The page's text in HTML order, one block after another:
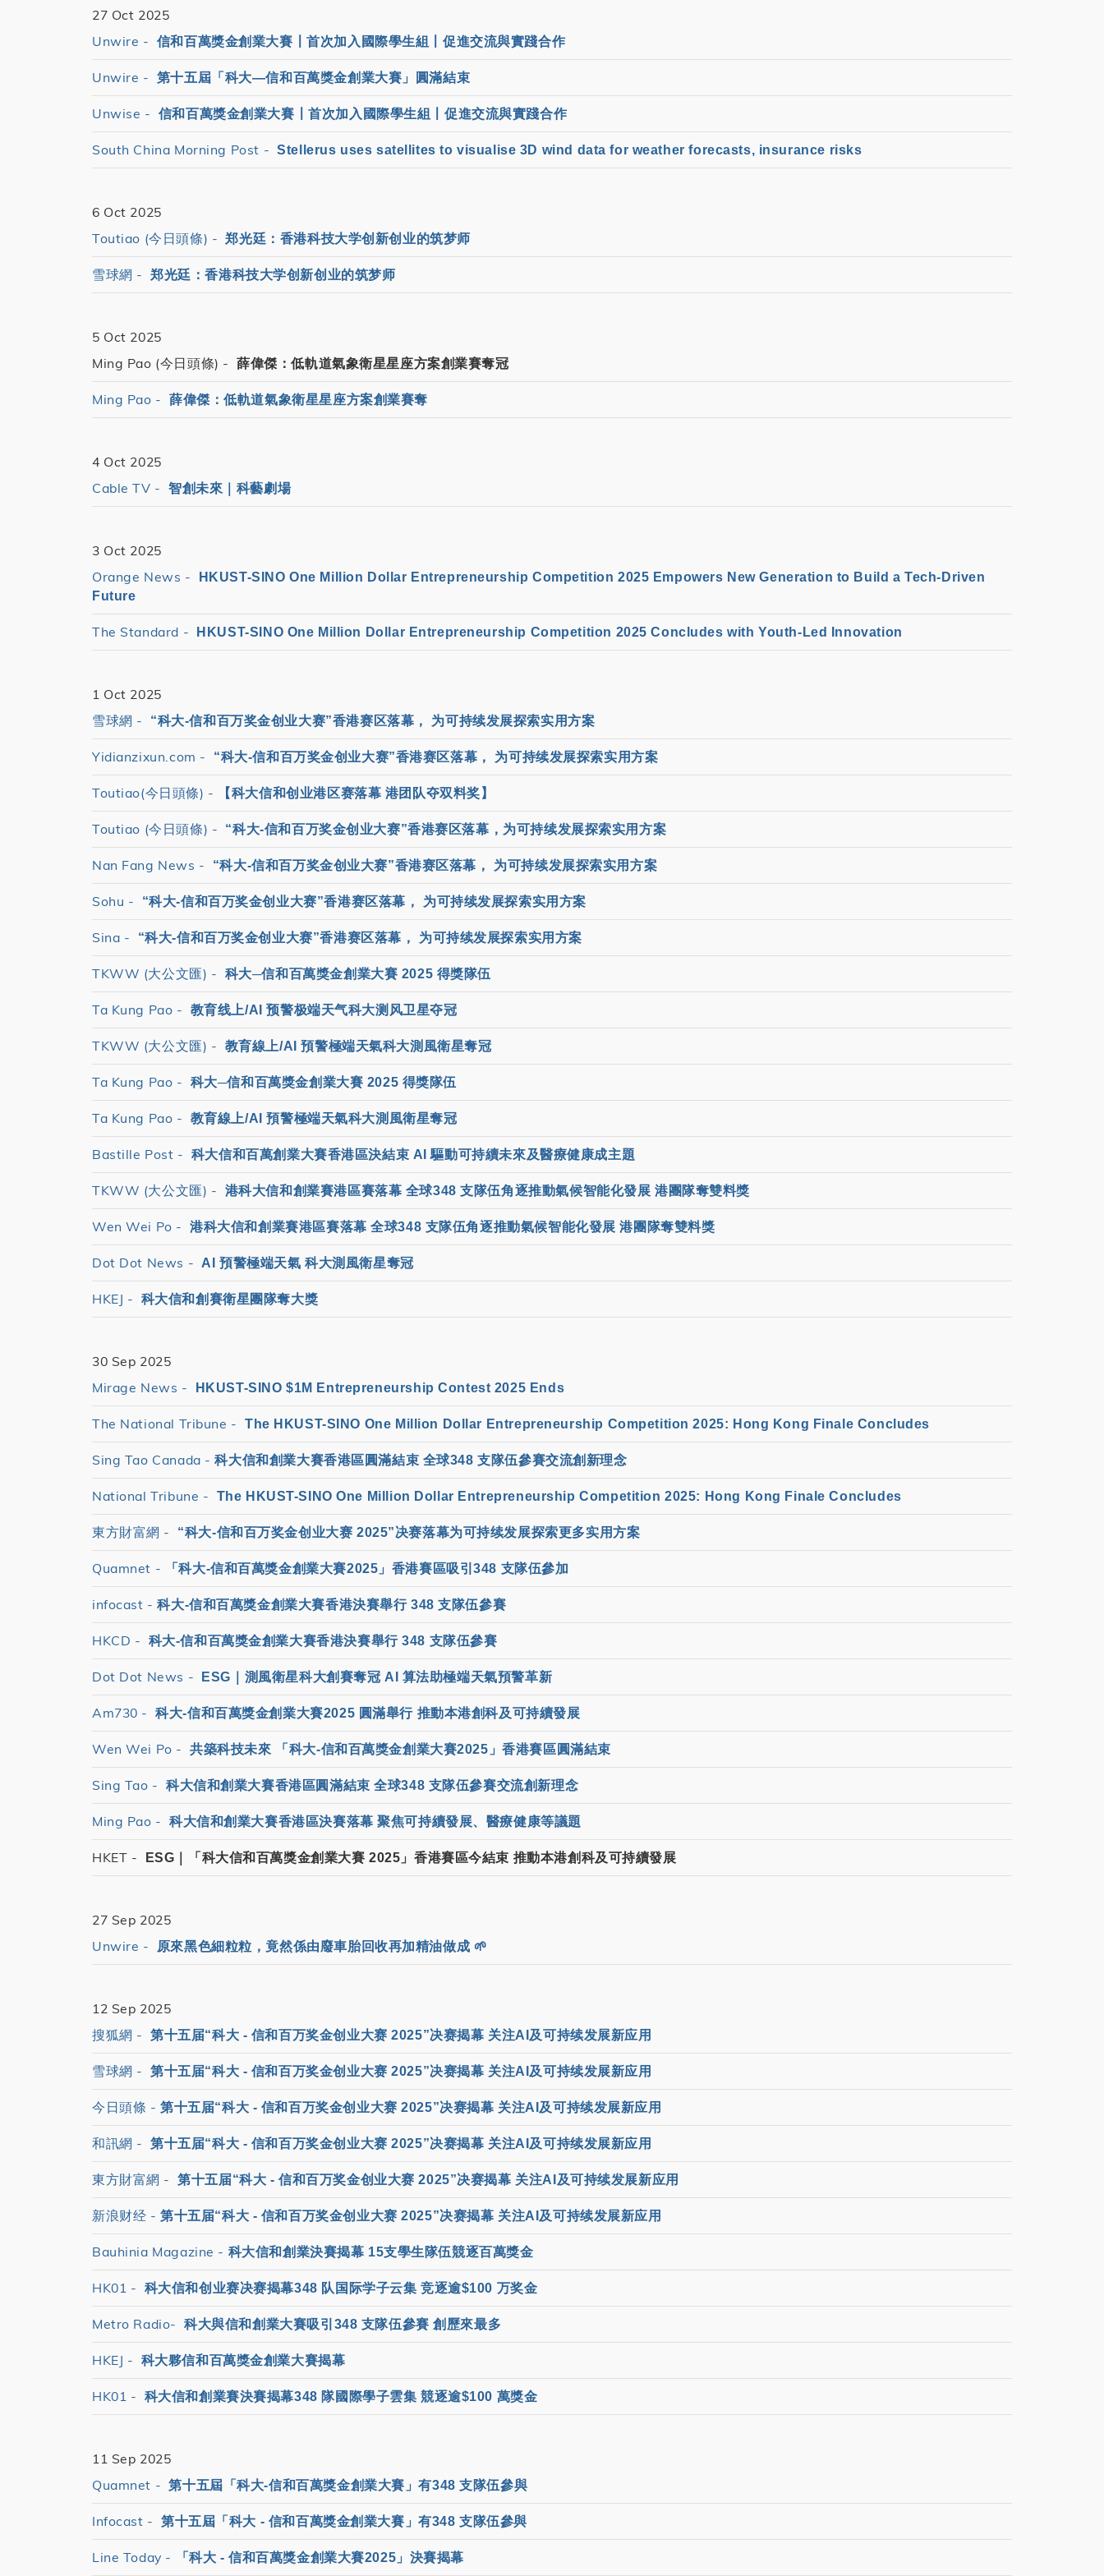
27 Oct 2025
Unwire - 信和百萬獎金創業大賽〡首次加入國際學生組〡促進交流與實踐合作
Unwire - 第十五屆「科大—信和百萬獎金創業大賽」圓滿結束
Unwise - 信和百萬獎金創業大賽〡首次加入國際學生組〡促進交流與實踐合作
South China Morning Post -Stellerus uses satellites to visualise 3D wind data for weather forecasts, insurance risks
6 Oct 2025
Toutiao (今日頭條) -郑光廷：香港科技大学创新创业的筑梦师
雪球網 -郑光廷：香港科技大学创新创业的筑梦师
5 Oct 2025
Ming Pao (今日頭條) -薛偉傑：低軌道氣象衛星星座方案創業賽奪冠
Ming Pao - 薛偉傑：低軌道氣象衛星星座方案創業賽奪
4 Oct 2025
Cable TV - 智創未來｜科藝劇場
3 Oct 2025
Orange News -
HKUST-SINO One Million Dollar Entrepreneurship Competition 2025 Empowers New Generation to Build a Tech-Driven
Future
The Standard - HKUST-SINO One Million Dollar Entrepreneurship Competition 2025 Concludes with Youth-Led Innovation
1 Oct 2025
雪球網 -
“科大-信和百万奖金创业大赛”香港赛区落幕， 为可持续发展探索实用方案
Yidianzixun.com - “科大-信和百万奖金创业大赛”香港赛区落幕， 为可持续发展探索实用方案
Toutiao(今日頭條) - 【科大信和创业港区赛落幕 港团队夺双料奖】
Toutiao (今日頭條) - “科大-信和百万奖金创业大赛”香港赛区落幕，为可持续发展探索实用方案
Nan Fang News - “科大-信和百万奖金创业大赛”香港赛区落幕， 为可持续发展探索实用方案
Sohu - “科大-信和百万奖金创业大赛”香港赛区落幕， 为可持续发展探索实用方案
Sina - “科大-信和百万奖金创业大赛”香港赛区落幕， 为可持续发展探索实用方案
TKWW (大公文匯) - 科大─信和百萬獎金創業大賽 2025 得獎隊伍
Ta Kung Pao - 教育线上/AI 预警极端天气科大测风卫星夺冠
TKWW (大公文匯) - 教育線上/AI 預警極端天氣科大測風衛星奪冠
Ta Kung Pao - 科大─信和百萬獎金創業大賽 2025 得獎隊伍
Ta Kung Pao - 教育線上/AI 預警極端天氣科大測風衛星奪冠
Bastille Post - 科大信和百萬創業大賽香港區決結束 AI 驅動可持續未來及醫療健康成主題
TKWW (大公文匯) - 港科大信和創業賽港區賽落幕 全球348 支隊伍角逐推動氣候智能化發展 港團隊奪雙料獎
Wen Wei Po -港科大信和創業賽港區賽落幕 全球348 支隊伍角逐推動氣候智能化發展 港團隊奪雙料獎
Dot Dot News -AI 預警極端天氣 科大測風衛星奪冠
HKEJ - 科大信和創賽衛星團隊奪大獎
30 Sep 2025
Mirage News -
HKUST-SINO $1M Entrepreneurship Contest 2025 Ends
The National Tribune - The HKUST-SINO One Million Dollar Entrepreneurship Competition 2025: Hong Kong Finale Concludes
Sing Tao Canada -科大信和創業大賽香港區圓滿結束 全球348 支隊伍參賽交流創新理念
National Tribune - The HKUST-SINO One Million Dollar Entrepreneurship Competition 2025: Hong Kong Finale Concludes
東方財富網 - “科大-信和百万奖金创业大赛 2025”决赛落幕为可持续发展探索更多实用方案
Quamnet - 「科大-信和百萬獎金創業大賽2025」香港賽區吸引348 支隊伍參加
infocast -科大-信和百萬獎金創業大賽香港決賽舉行 348 支隊伍參賽
HKCD - 科大-信和百萬獎金創業大賽香港決賽舉行 348 支隊伍參賽
Dot Dot News - ESG｜測風衛星科大創賽奪冠 AI 算法助極端天氣預警革新
Am730 -科大-信和百萬獎金創業大賽2025 圓滿舉行 推動本港創科及可持續發展
Wen Wei Po -共築科技未來 「科大-信和百萬獎金創業大賽2025」香港賽區圓滿結束
Sing Tao - 科大信和創業大賽香港區圓滿結束 全球348 支隊伍參賽交流創新理念
Ming Pao - 科大信和創業大賽香港區決賽落幕 聚焦可持續發展、醫療健康等議題
HKET - ESG｜「科大信和百萬獎金創業大賽 2025」香港賽區今結束 推動本港創科及可持續發展
27 Sep 2025
Unwire -
原來黑色細粒粒，竟然係由廢車胎回收再加精油做成 🌱
12 Sep 2025
搜狐網 -第十五届“科大 - 信和百万奖金创业大赛 2025”决赛揭幕 关注AI及可持续发展新应用
雪球網 -第十五届“科大 - 信和百万奖金创业大赛 2025”决赛揭幕 关注AI及可持续发展新应用
今日頭條 -第十五届“科大 - 信和百万奖金创业大赛 2025”决赛揭幕 关注AI及可持续发展新应用
和訊網 -第十五届“科大 - 信和百万奖金创业大赛 2025”决赛揭幕 关注AI及可持续发展新应用
東方財富網 -第十五届“科大 - 信和百万奖金创业大赛 2025”决赛揭幕 关注AI及可持续发展新应用
新浪财经 -第十五届“科大 - 信和百万奖金创业大赛 2025”决赛揭幕 关注AI及可持续发展新应用
Bauhinia Magazine - 科大信和創業決賽揭幕 15支學生隊伍競逐百萬獎金
HK01 - 科大信和创业赛决赛揭幕348 队国际学子云集 竞逐逾$100 万奖金
Metro Radio-科大與信和創業大賽吸引348 支隊伍參賽 創歷來最多
HKEJ - 科大夥信和百萬獎金創業大賽揭幕
HK01 - 科大信和創業賽決賽揭幕348 隊國際學子雲集 競逐逾$100 萬獎金
11 Sep 2025
Quamnet -第十五屆「科大-信和百萬獎金創業大賽」有348 支隊伍參與
Infocast - 第十五屆「科大 - 信和百萬獎金創業大賽」有348 支隊伍參與
Line Today - 「科大 - 信和百萬獎金創業大賽2025」決賽揭幕